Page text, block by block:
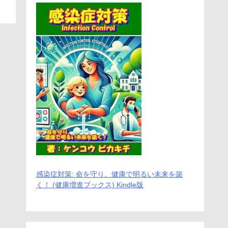
感染症対策: 命を守り、健康で明るい未来を築
く！ (健康増進ブックス) Kindle版